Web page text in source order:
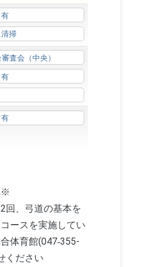
掃
査会（中央）
※
回、弓道の基本を
ースを実施してい
体育館(047‐355-
ください